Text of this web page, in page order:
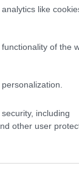
like
of the
including
other user